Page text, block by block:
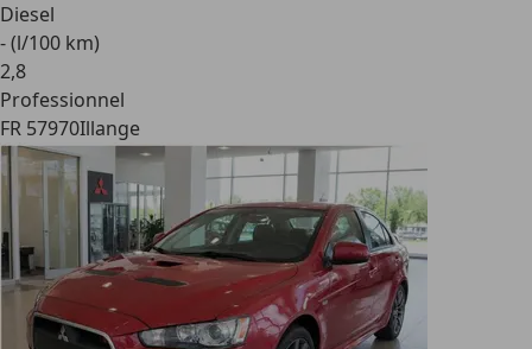
Diesel
- (l/100 km)
2,8
Professionnel
FR 57970Illange